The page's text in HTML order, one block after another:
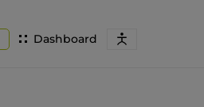
Dashboard